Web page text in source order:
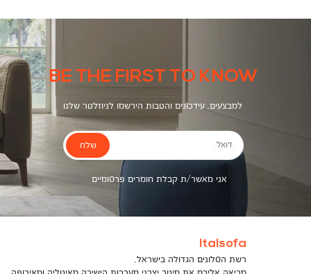
BE THE FIRST TO KNOW
למבצעים, עידכונים והטבות הירשמו לניוזלטר שלנו
דואל
אני מאשר/ת קבלת חומרים פרסומיים
שלח
Italsofa
רשת הסלונים הגדולה בישראל,